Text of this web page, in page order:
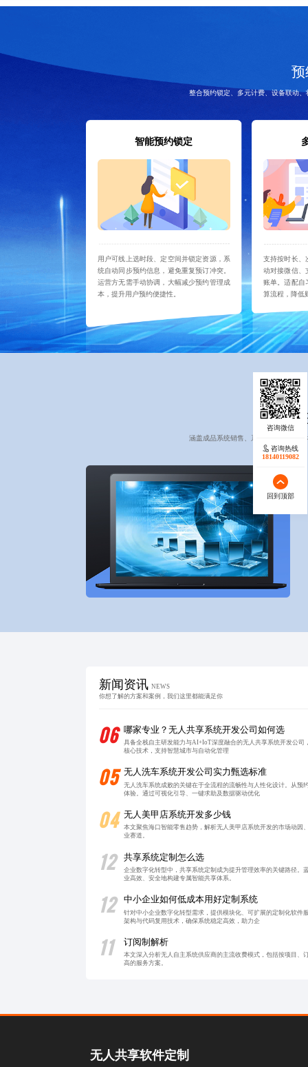
预
整合预约锁定、多元计费、设备联动
智能预约锁定
用户可线上选时段、定空间并锁定资源，系
统自动同步预约信息，避免重复预订冲突。
运营方无需手动协调，大幅减少预约管理成
本，提升用户预约便捷性。
支持按时长、
动对接微信、
账单。适配自
算流程，降低
涵盖成品系统销售、系统集成服务、
新闻资讯 NEWS
你想了解的方案和案例，我们这里都能满足你
06 哪家专业？无人共享系统开发公司如何选
具备全栈自主研发能力与AI+IoT深度融合的无人共享系统开发公
核心技术，支持智慧城市与自动化管理
05 无人洗车系统开发公司实力甄选标准
无人洗车系统成败的关键在于全流程的流畅性与人性化设计。从
体验。通过可视化引导、一键求助及数据驱动优化
04 无人美甲店系统开发多少钱
本文聚焦海口智能零售趋势，解析无人美甲店系统开发的市场动
业赛道。
12 共享系统定制怎么选
企业数字化转型中，共享系统定制成为提升管理效率的关键路径
业高效、安全地构建专属智能共享体系。
12 中小企业如何低成本用好定制系统
针对中小企业数字化转型需求，提供模块化、可扩展的定制化软
架构与代码复用技术，确保系统稳定高效，助力企
11 订阅制解析
本文深入分析无人自主系统供应商的主流收费模式，包括按项目
高的服务方案。
咨询热线
18140119082
回到顶部
无人共享软件定制